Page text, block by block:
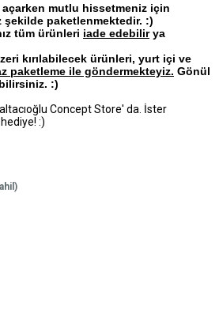
mutlu hissetmeniz için
şekilde paketlenmektedir. :)
tüm ürünleri iade edebilirya
kırılabilecek ürünleri, yurt içi ve
paketleme ile göndermekteyiz. Gönül
:)
Concept Store' da. İster
:)